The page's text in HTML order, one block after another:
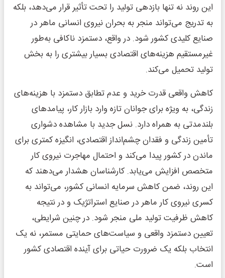
این روند نه تنها بازدهی تولید را تحت تأثیر قرار می‌دهد، بلکه
به تدریج می‌تواند منجر به بحران نیروی انسانی ماهر در
صنایع کلیدی کشور شود. در واقع، دستمزد ناکافی به‌طور
غیرمستقیم هزینه‌های اقتصادی بسیار بیشتری را به بخش
تولید تحمیل می‌کند.
کاهش واقعی قدرت خرید و عدم تطابق دستمزد با هزینه‌های
زندگی، به ویژه برای جوانان تازه وارد بازار کار، پیامدهای
بلندمدتی به همراه دارد. نسل جدید با مشاهده دشواری
تأمین زندگی و فقدان چشم‌انداز اقتصادی، انگیزه کمتری برای
ماندن در کشور پیدا می‌کند و احتمال مهاجرت نیروی کار
متخصص افزایش می‌یابد. کارشناسان هشدار می‌دهند که
این روند، ضمن کاهش سرمایه انسانی کشور، می‌تواند به
کسری نیروی کار ماهر در صنایع استراتژیک و در نتیجه
کاهش ظرفیت تولید ملی منجر شود. در چنین شرایطی،
تعیین دستمزد واقعی و سیاست‌های حمایتی مستمر، نه یک
انتخاب بلکه یک ضرورت حیاتی برای آینده اقتصادی کشور
است.